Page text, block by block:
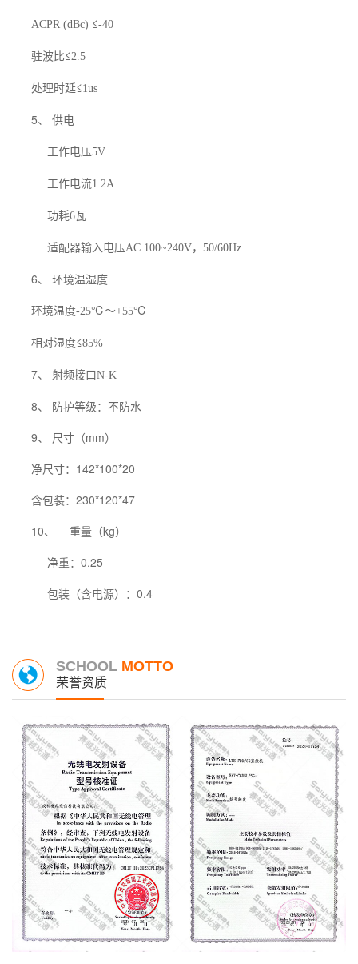
ACPR (dBc) ≤-40
驻波比≤2.5
处理时延≤1us
5、 供电
工作电压5V
工作电流1.2A
功耗6瓦
适配器输入电压AC 100~240V， 50/60Hz
6、 环境温湿度
环境温度-25℃～+55℃
相对湿度≤85%
7、 射频接口N-K
8、 防护等级：不防水
9、 尺寸（mm）
净尺寸：142*100*20
含包装：230*120*47
10、
重量（kg）
净重：0.25
包装（含电源）：0.4
SCHOOL MOTTO
荣誉资质